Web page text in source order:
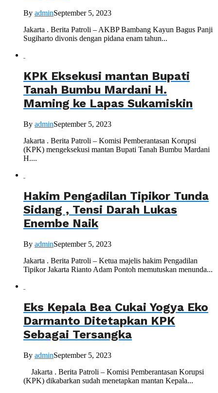
By adminSeptember 5, 2023
Jakarta . Berita Patroli – AKBP Bambang Kayun Bagus Panji
Sugiharto divonis dengan pidana enam tahun...
KPK Eksekusi mantan Bupati
Tanah Bumbu Mardani H.
Maming ke Lapas Sukamiskin
By adminSeptember 5, 2023
Jakarta . Berita Patroli – Komisi Pemberantasan Korupsi
(KPK) mengeksekusi mantan Bupati Tanah Bumbu Mardani
H....
Hakim Pengadilan Tipikor Tunda
Sidang , Tensi Darah Lukas
Enembe Naik
By adminSeptember 5, 2023
Jakarta . Berita Patroli – Ketua majelis hakim Pengadilan
Tipikor Jakarta Rianto Adam Pontoh memutuskan menunda...
Eks Kepala Bea Cukai Yogya Eko
Darmanto Ditetapkan KPK
Sebagai Tersangka
By adminSeptember 5, 2023
Jakarta . Berita Patroli – Komisi Pemberantasan Korupsi
(KPK) dikabarkan sudah menetapkan mantan Kepala...